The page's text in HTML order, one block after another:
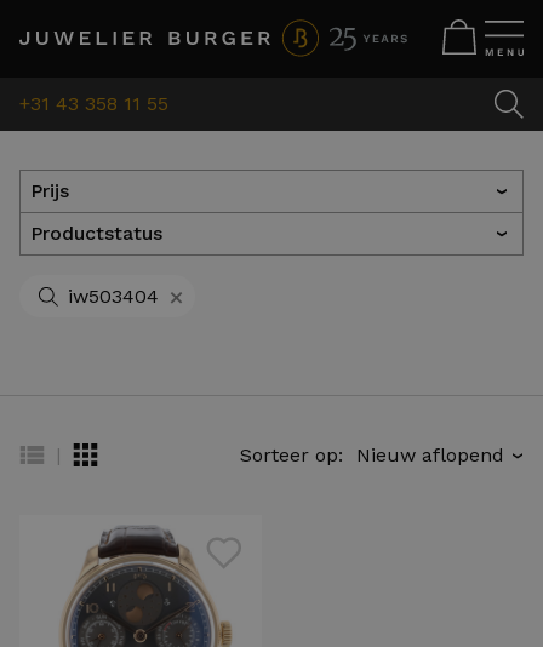
+31 43 358 11 55
Prijs ›
Productstatus ›
iw503404 +
| Sorteer op: ›